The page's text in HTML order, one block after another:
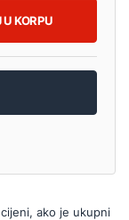
U KORPU
ako je ukupni